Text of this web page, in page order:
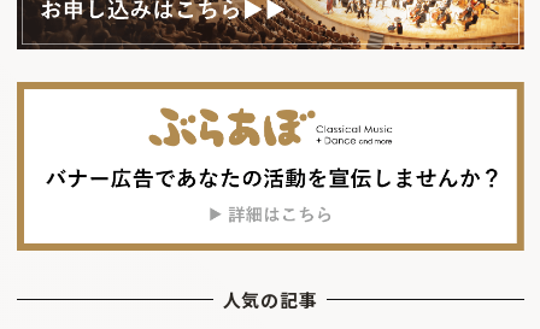
人気の記事